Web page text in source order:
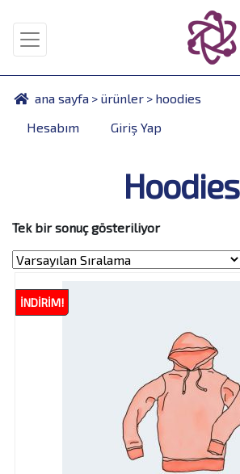
ana sayfa > ürünler > hoodies
Hesabım
Giriş Yap
Hoodies
Tek bir sonuç gösteriliyor
İNDIRIM!